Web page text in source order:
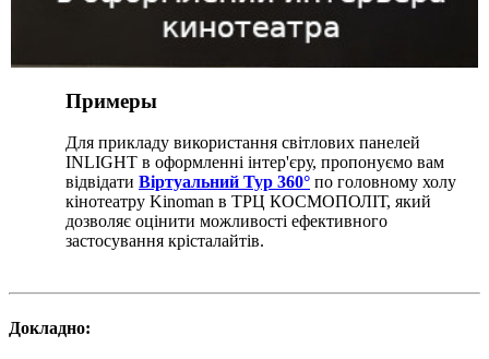
Примеры
Для прикладу використання світлових панелей
INLIGHT в оформленні інтер'єру, пропонуємо вам
відвідати Віртуальний Тур 360° по головному холу
кінотеатру Kinoman в ТРЦ КОСМОПОЛІТ, який
дозволяє оцінити можливості ефективного
застосування крісталайтів.
Докладно: